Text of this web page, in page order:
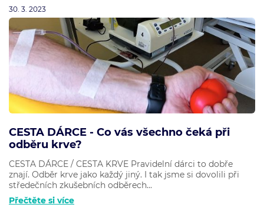
30. 3. 2023
CESTA DÁRCE - Co vás všechno čeká při
odběru krve?
CESTA DÁRCE / CESTA KRVE Pravidelní dárci to dobře
znají. Odběr krve jako každý jiný. I tak jsme si dovolili při
středečních zkušebních odběrech...
Přečtěte si více